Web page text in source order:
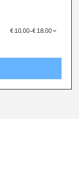
€ 10,00–€ 18,00